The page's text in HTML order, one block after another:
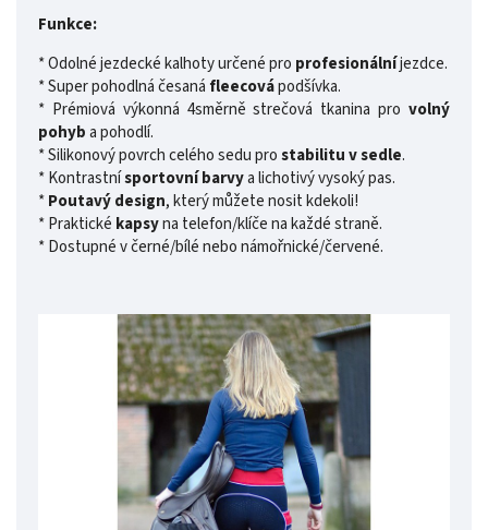
Funkce:
* Odolné jezdecké kalhoty určené pro profesionálníjezdce.
* Super pohodlná česaná fleecovápodšívka.
* Prémiová výkonná 4směrně strečová tkanina pro volný
pohyba pohodlí.
* Silikonový povrch celého sedu prostabilitu v sedle.
* Kontrastnísportovní barvya lichotivý vysoký pas.
*Poutavý design, který můžete nosit kdekoli!
* Praktické kapsyna telefon/klíče na každé straně.
* Dostupné v černé/bílé nebo námořnické/červené.